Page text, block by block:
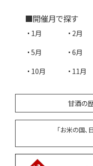
■開催月で探す
1月 2月
5月
6月
10月
11月
甘酒の
「お米の国、